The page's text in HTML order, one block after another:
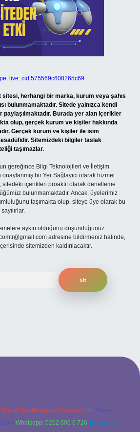
live:.cid.575569c608265c69
sitesi, herhangi bir marka, kurum veya şahıs
bulunmamaktadır. Sitede yalnızca kendi
paylaşılmaktadır. Burada yer alan içerikler
olup, gerçek kurum ve kişiler hakkında
Gerçek kurum ve kişiler ile isim
Sitemizdeki bilgiler taslak
taşımazlar.
gereğince Bilgi Teknolojileri ve İletişim
bir Yer Sağlayıcı olarak hizmet
sitedeki içerikleri proaktif olarak denetleme
bulunmamaktadır. Ancak, üyelerimiz
taşımakta olup, siteye üye olarak bu
aykırı olduğunu düşündüğünüz
adresine bildirmeniz halinde,
sitemizden kaldırılacaktır.
E-mail: backlinkpaneli@gmail.com Teams:
Whatsapp: 0262 606 0 726 Telegram: